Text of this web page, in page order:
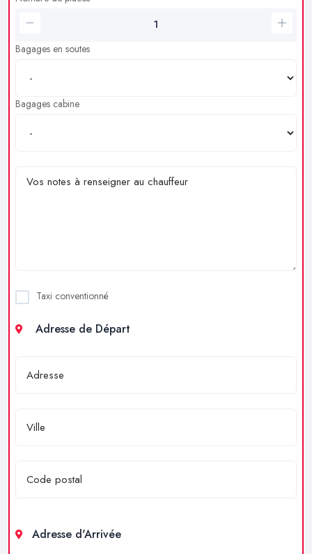
Bagages en soutes
Bagages cabine
Taxi conventionné
Adresse de Départ
Adresse d'Arrivée